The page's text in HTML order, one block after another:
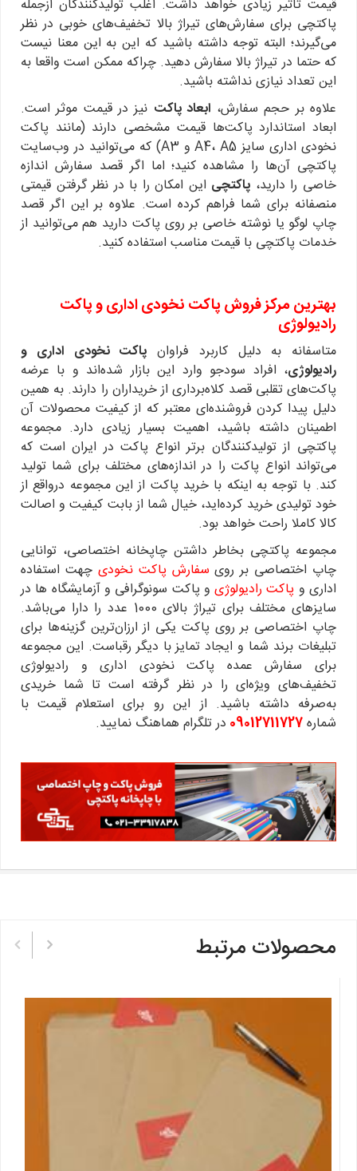
قیمت تاثیر زیادی خواهد داشت. اغلب تولیدکنندگان ازجمله
پاکتچی برای سفارش‌های تیراژ بالا تخفیف‌های خوبی در نظر
می‌گیرند؛ البته توجه داشته باشید که این به این معنا نیست
که حتما در تیراژ بالا سفارش دهید. چراکه ممکن است واقعا به
این تعداد نیازی نداشته باشید.
علاوه بر حجم سفارش، ابعاد پاکت نیز در قیمت موثر است.
ابعاد استاندارد پاکت‌ها قیمت مشخصی دارند (مانند پاکت
نخودی اداری سایز A4، A5 و A3) که می‌توانید در وب‌سایت
پاکتچی آن‌ها را مشاهده کنید؛ اما اگر قصد سفارش اندازه
خاصی را دارید، پاکتچی این امکان را با در نظر گرفتن قیمتی
منصفانه برای شما فراهم کرده است. علاوه بر این اگر قصد
چاپ لوگو یا نوشته خاصی بر روی پاکت دارید هم می‌توانید از
خدمات پاکتچی با قیمت مناسب استفاده کنید.
بهترین مرکز فروش پاکت نخودی اداری و پاکت
رادیولوژی
متاسفانه به دلیل کاربرد فراوان پاکت نخودی اداری و
رادیولوژی، افراد سودجو وارد این بازار شده‌اند و با عرضه
پاکت‌های تقلبی قصد کلاه‌برداری از خریداران را دارند. به همین
دلیل پیدا کردن فروشنده‌ای معتبر که از کیفیت محصولات آن
اطمینان داشته باشید، اهمیت بسیار زیادی دارد. مجموعه
پاکتچی از تولیدکنندگان برتر انواع پاکت در ایران است که
می‌تواند انواع پاکت را در اندازه‌های مختلف برای شما تولید
کند. با توجه به اینکه با خرید پاکت از این مجموعه درواقع از
خود تولیدی خرید کرده‌اید، خیال شما از بابت کیفیت و اصالت
کالا کاملا راحت خواهد بود.
مجموعه پاکتچی بخاطر داشتن چاپخانه اختصاصی، توانایی
چاپ اختصاصی بر روی سفارش پاکت نخودی چهت استفاده
اداری و پاکت رادیولوژیو پاکت سونوگرافی و آزمایشگاه ها در
سایزهای مختلف برای تیراژ بالای 1000 عدد را دارا می‌باشد.
چاپ اختصاصی بر روی پاکت یکی از ارزان‌ترین گزینه‌ها برای
تبلیغات برند شما و ایجاد تمایز با دیگر رقباست. این مجموعه
برای سفارش عمده پاکت نخودی اداری و رادیولوژی
تخفیف‌های ویژه‌ای را در نظر گرفته است تا شما خریدی
به‌صرفه داشته باشید. از این رو برای استعلام قیمت با
شماره09012711727 در تلگرام هماهنگ نمایید.
محصولات مرتبط